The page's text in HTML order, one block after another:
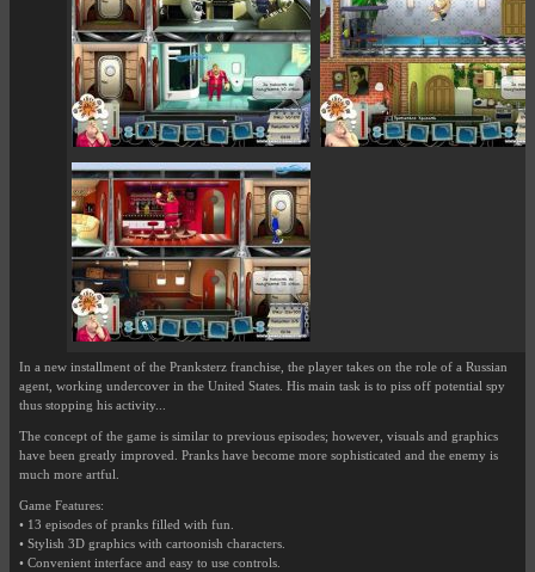
In a new installment of the Pranksterz franchise, the player takes on the role of a Russian
agent, working undercover in the United States. His main task is to piss off potential spy
thus stopping his activity...
The concept of the game is similar to previous episodes; however, visuals and graphics
have been greatly improved. Pranks have become more sophisticated and the enemy is
much more artful.
Game Features:
• 13 episodes of pranks filled with fun.
• Stylish 3D graphics with cartoonish characters.
• Convenient interface and easy to use controls.